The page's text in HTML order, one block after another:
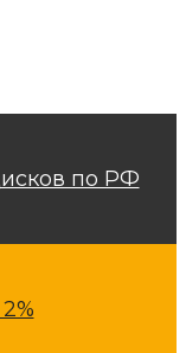
по РФ